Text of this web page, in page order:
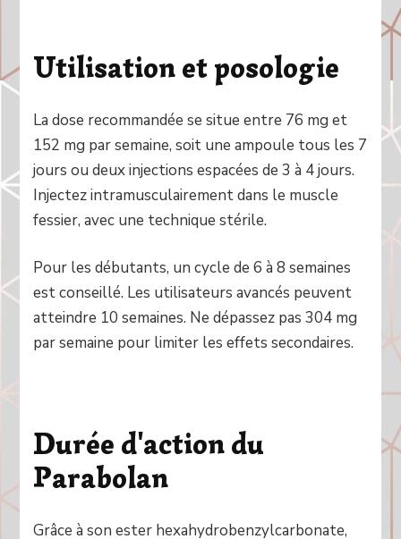
Utilisation et posologie
La dose recommandée se situe entre 76 mg et
152 mg par semaine, soit une ampoule tous les 7
jours ou deux injections espacées de 3 à 4 jours.
Injectez intramusculairement dans le muscle
fessier, avec une technique stérile.
Pour les débutants, un cycle de 6 à 8 semaines
est conseillé. Les utilisateurs avancés peuvent
atteindre 10 semaines. Ne dépassez pas 304 mg
par semaine pour limiter les effets secondaires.
Durée d'action du
Parabolan
Grâce à son ester hexahydrobenzylcarbonate,